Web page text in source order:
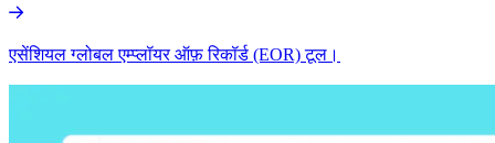
एसेंशियल ग्लोबल एम्प्लॉयर ऑफ़ रिकॉर्ड (EOR) टूल।​​